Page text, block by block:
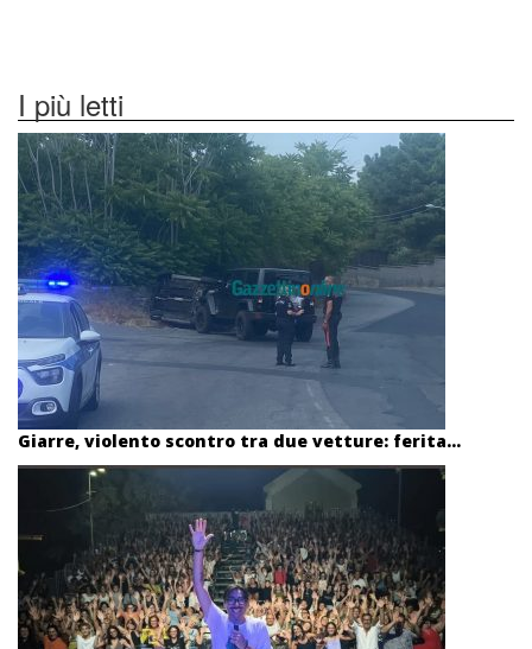
I più letti
Giarre, violento scontro tra due vetture: ferita...